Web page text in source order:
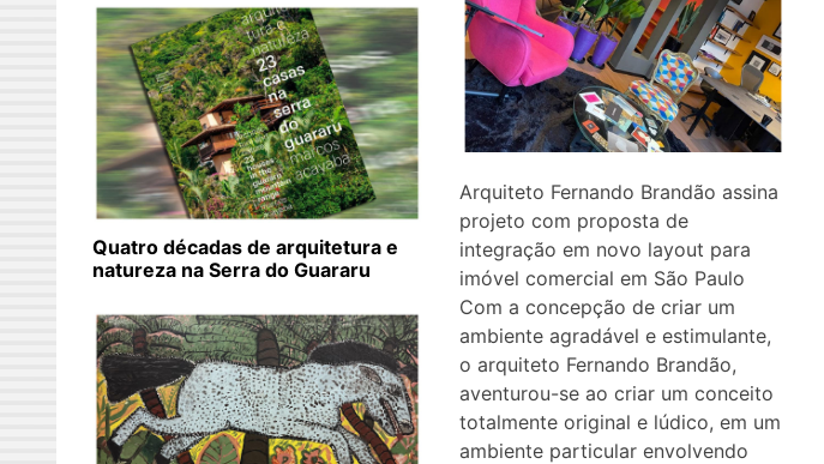
Arquiteto Fernando Brandão assina
projeto com proposta de
integração em novo layout para
imóvel comercial em São Paulo
Com a concepção de criar um
ambiente agradável e estimulante,
o arquiteto Fernando Brandão,
aventurou-se ao criar um conceito
totalmente original e lúdico, em um
ambiente particular envolvendo
Quatro décadas de arquitetura e
natureza na Serra do Guararu